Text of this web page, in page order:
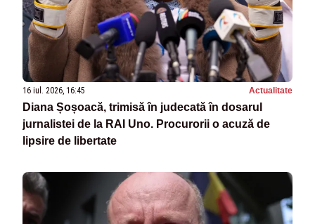
16 iul. 2026, 16:45 Actualitate
Diana Șoșoacă, trimisă în judecată în dosarul
jurnalistei de la RAI Uno. Procurorii o acuză de
lipsire de libertate